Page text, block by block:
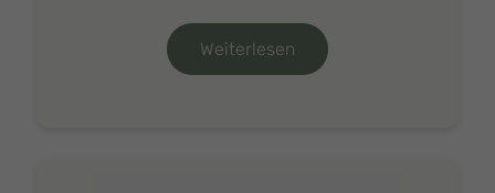
Weiterlesen